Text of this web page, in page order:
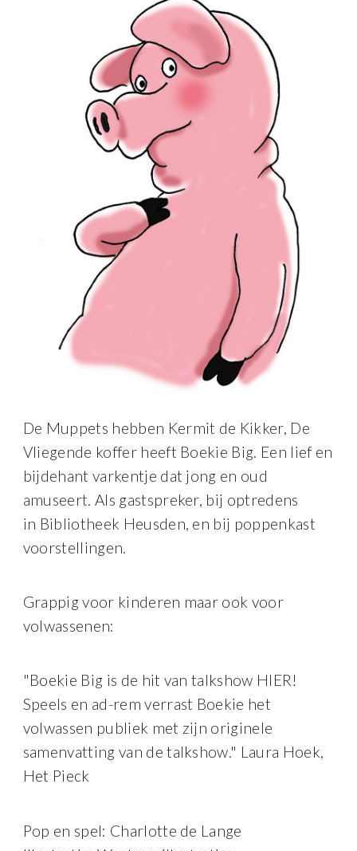
De Muppets hebben Kermit de Kikker, De
Vliegende koffer heeft Boekie Big. Een lief en
bijdehant varkentje dat jong en oud
amuseert. Als gastspreker, bij optredens
in Bibliotheek Heusden, en bij poppenkast
voorstellingen.
Grappig voor kinderen maar ook voor
volwassenen:
"Boekie Big is de hit van talkshow HIER!
Speels en ad-rem verrast Boekie het
volwassen publiek met zijn originele
samenvatting van de talkshow." Laura Hoek,
Het Pieck
Pop en spel: Charlotte de Lange